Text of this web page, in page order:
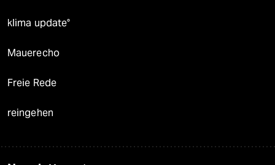
klima update°
Mauerecho
Freie Rede
reingehen